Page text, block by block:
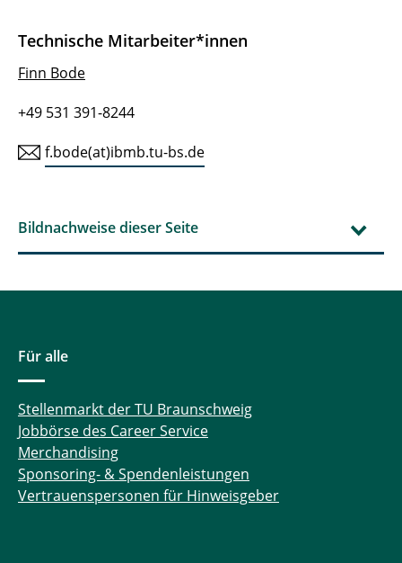
Technische Mitarbeiter*innen
Finn Bode
+49 531 391-8244
f.bode(at)ibmb.tu-bs.de
Bildnachweise dieser Seite
Für alle
Stellenmarkt der TU Braunschweig
Jobbörse des Career Service
Merchandising
Sponsoring- & Spendenleistungen
Vertrauenspersonen für Hinweisgeber